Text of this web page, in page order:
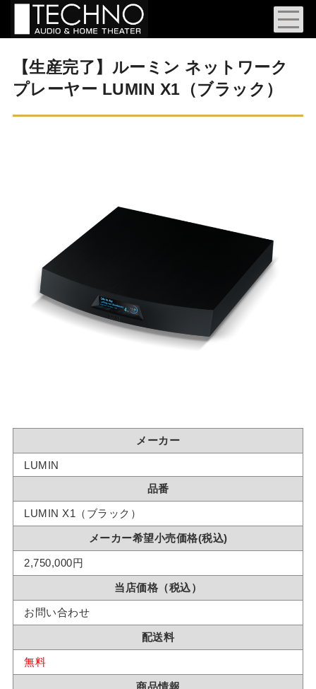
【生産完了】ルーミン ネットワーク
プレーヤー LUMIN X1（ブラック）
メーカー
LUMIN
品番
LUMIN X1（ブラック）
メーカー希望小売価格(税込)
2,750,000円
当店価格（税込）
お問い合わせ
配送料
無料
商品情報